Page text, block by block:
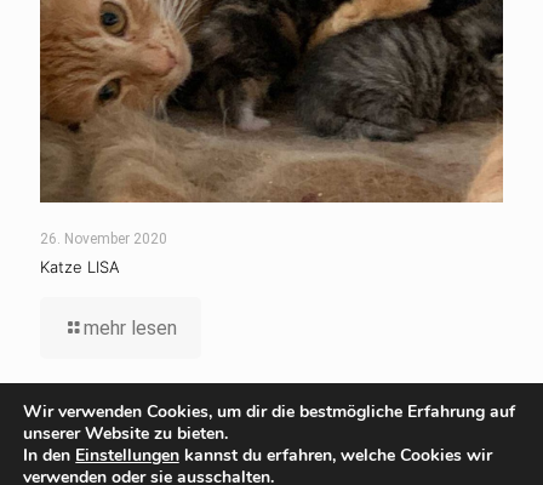
26. November 2020
Katze LISA
mehr lesen
© 1960-2020 Tierschutzverein Wolfsburg |
Datenschutz| Website Umsetzung:www.spowa-media.de|
Login
Wir verwenden Cookies, um dir die bestmögliche Erfahrung auf
unserer Website zu bieten.
In den Einstellungen kannst du erfahren, welche Cookies wir
verwenden oder sie ausschalten.